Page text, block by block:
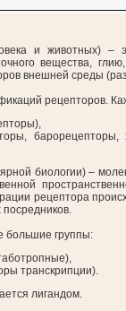
и животных) –
вещества,
внешней среды
рецепторов.
биологии) –
рецептора
большие группы:
транскрипции).
лигандом.